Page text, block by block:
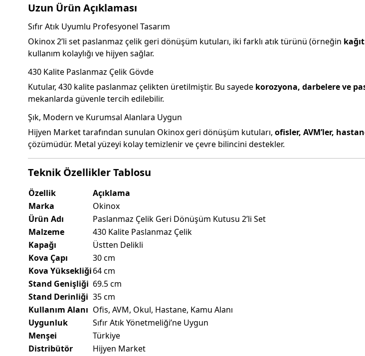
Uzun Ürün Açıklaması
Sıfır Atık Uyumlu Profesyonel Tasarım
Okinox 2’li set paslanmaz çelik geri dönüşüm kutuları, iki farklı atık türünü (örneğin
kullanım kolaylığı ve hijyen sağlar.
430 Kalite Paslanmaz Çelik Gövde
Kutular, 430 kalite paslanmaz çelikten üretilmiştir. Bu sayede korozyona, darbelere ve
mekanlarda güvenle tercih edilebilir.
Şık, Modern ve Kurumsal Alanlara Uygun
Hijyen Market tarafından sunulan Okinox geri dönüşüm kutuları, ofisler, AVM’ler,
çözümüdür. Metal yüzeyi kolay temizlenir ve çevre bilincini destekler.
Teknik Özellikler Tablosu
Özellik
Açıklama
Marka
Okinox
Ürün Adı
Paslanmaz Çelik Geri Dönüşüm Kutusu 2’li Set
Malzeme
430 Kalite Paslanmaz Çelik
Kapağı
Üstten Delikli
Kova Çapı
30 cm
Kova Yüksekliği64 cm
Stand Genişliği 69.5 cm
Stand Derinliği 35 cm
Kullanım Alanı Ofis, AVM, Okul, Hastane, Kamu Alanı
Uygunluk
Sıfır Atık Yönetmeliği’ne Uygun
Menşei
Türkiye
Distribütör
Hijyen Market